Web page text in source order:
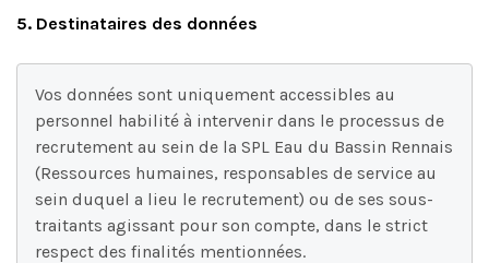
5. Destinataires des données
Vos données sont uniquement accessibles au
personnel habilité à intervenir dans le processus de
recrutement au sein de la SPL Eau du Bassin Rennais
(Ressources humaines, responsables de service au
sein duquel a lieu le recrutement) ou de ses sous-
traitants agissant pour son compte, dans le strict
respect des finalités mentionnées.